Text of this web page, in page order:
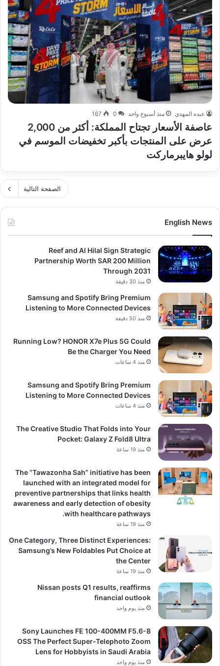
عبده المهدي منذ أسبوع واحد 0
167
عاصفة الأسعار تجتاح المملكة: أكثر من 2,000
عرض على المنتجات بأكبر تخفيضات الموسم في
لولو هايبرماركت
الصفحة التالية
English News
Reef and Al Hilal Sign Strategic
Partnership Worth SAR 200 Million
Through 2031
منذ 30 دقيقة
Samsung and Spotify Bring Premium
Listening to More Connected Devices
منذ 50 دقيقة
Running Low? HONOR X7e Plus 5G Could
Be the Charger You Need
منذ 4 ساعات
Samsung and Spotify Bring Premium
Listening to More Connected Devices
منذ 4 ساعات
The Creative Studio That Folds into Your
Pocket: Galaxy Z Fold8 Ultra
منذ 19 ساعة
The “Tawazonha Sah” initiative has been
launched with an integrated model for
preventive partnerships that links health
awareness and early detection of obesity
with healthcare pathways.
منذ 19 ساعة
One Category, Three Distinct Experiences:
Samsung’s New Foldables Put Choice at
the Center
منذ 19 ساعة
Nissan posts Q1 results, reaffirms
financial outlook
منذ يوم واحد
Sony Launches FE 100-400MM F5.6-8
OSS The Perfect Super-Telephoto Zoom
Lens for Hobbyists in Saudi Arabia
منذ يوم واحد